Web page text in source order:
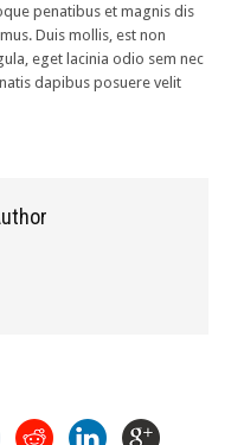
penatibus et magnis dis
Duis mollis, est non
eget lacinia odio sem nec
dapibus posuere velit